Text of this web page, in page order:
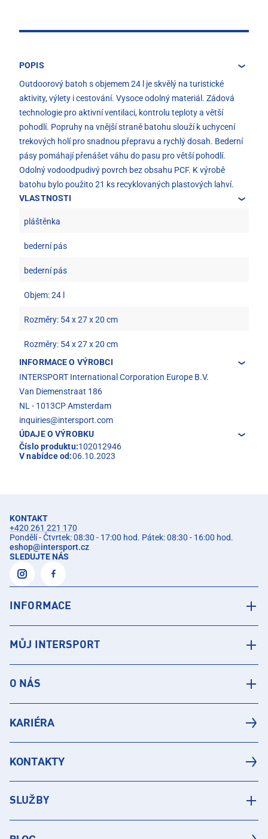
POPIS
Outdoorový batoh s objemem 24 l je skvělý na turistické
aktivity, výlety i cestování. Vysoce odolný materiál. Zádová
technologie pro aktivní ventilaci, kontrolu teploty a větší
pohodlí. Popruhy na vnější straně batohu slouží k uchycení
trekových holí pro snadnou přepravu a rychlý dosah. Bederní
pásy pomáhají přenášet váhu do pasu pro větší pohodlí.
Odolný vodoodpudivý povrch bez obsahu PCF. K výrobě
batohu bylo použito 21 ks recyklovaných plastových lahví.
VLASTNOSTI
pláštěnka
bederní pás
bederní pás
Objem: 24 l
Rozměry: 54 x 27 x 20 cm
Rozměry: 54 x 27 x 20 cm
INFORMACE O VÝROBCI
INTERSPORT International Corporation Europe B.V.
Van Diemenstraat 186
NL - 1013CP Amsterdam
inquiries@intersport.com
ÚDAJE O VÝROBKU
Číslo produktu:102012946
V nabídce od:06.10.2023
KONTAKT
+420 261 221 170
Pondělí - Čtvrtek: 08:30 - 17:00 hod. Pátek: 08:30 - 16:00 hod.
eshop@intersport.cz
SLEDUJTE NÁS
INFORMACE
MŮJ INTERSPORT
O NÁS
KARIÉRA
KONTAKTY
SLUŽBY